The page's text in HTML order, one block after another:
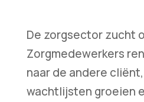
De zorgsector zucht
Zorgmedewerkers
naar de andere
wachtlijsten groeien